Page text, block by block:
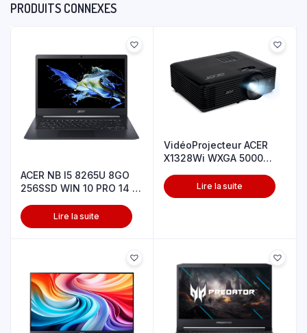
PRODUITS CONNEXES
ACER NB I5 8265U 8GO
256SSD WIN 10 PRO 14 »
Lire la suite
VidéoProjecteur ACER
X1328Wi WXGA 5000
Lire la suite